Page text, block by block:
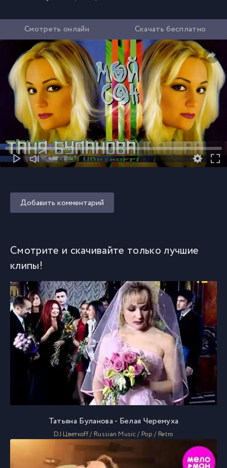
Смотреть онлайн Скачать бесплатно
0:00 / 0:00
Добавить комментарий
Смотрите и скачивайте только лучшие
клипы!
Татьяна Буланова - Белая Черемуха
DJ Цветкоff / Russian Music / Pop / Retro